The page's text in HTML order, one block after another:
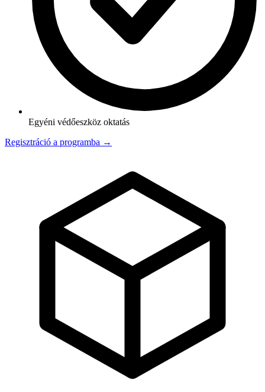
Egyéni védőeszköz oktatás
Regisztráció a programba →